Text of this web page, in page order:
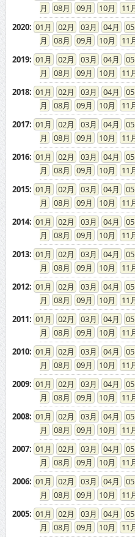
08 09 10 11
2020: 01 02 03 04 05
08
09 10 11
2019: 01 02 03 04 05
08
09 10 11
2018: 01 02 03 04 05
08
09 10 11
2017: 01 02 03 04 05
08
09 10 11
2016: 01 02 03 04 05
08
09 10 11
2015: 01 02 03 04 05
08
09 10 11
2014: 01 02 03 04 05
08
09 10 11
2013: 01 02 03 04 05
08
09 10 11
2012: 01 02 03 04 05
08
09 10 11
2011: 01 02 03 04 05
08
09 10 11
2010: 01 02 03 04 05
08
09 10 11
2009: 01 02 03 04 05
08
09 10 11
2008: 01 02 03 04 05
08
09 10 11
2007: 01 02 03 04 05
08
09 10 11
2006: 01 02 03 04 05
08
09 10 11
2005: 01 02 03 04 05
08
09 10 11